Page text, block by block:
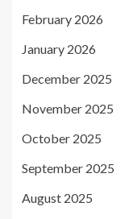
February 2026
January 2026
December 2025
November 2025
October 2025
September 2025
August 2025